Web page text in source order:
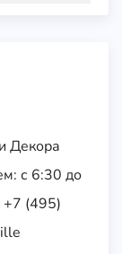
Декора
с 6:30 до
(495)